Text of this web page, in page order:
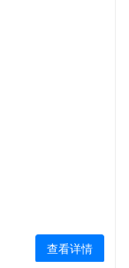
查看详情